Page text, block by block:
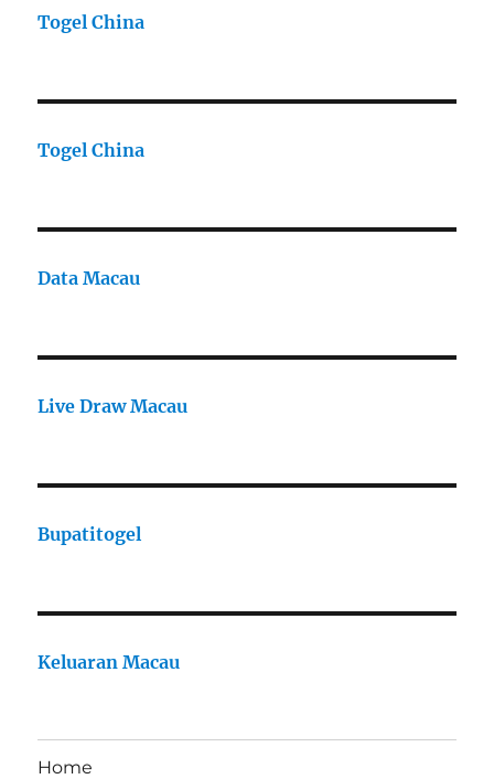
Togel China
Togel China
Data Macau
Live Draw Macau
Bupatitogel
Keluaran Macau
Home